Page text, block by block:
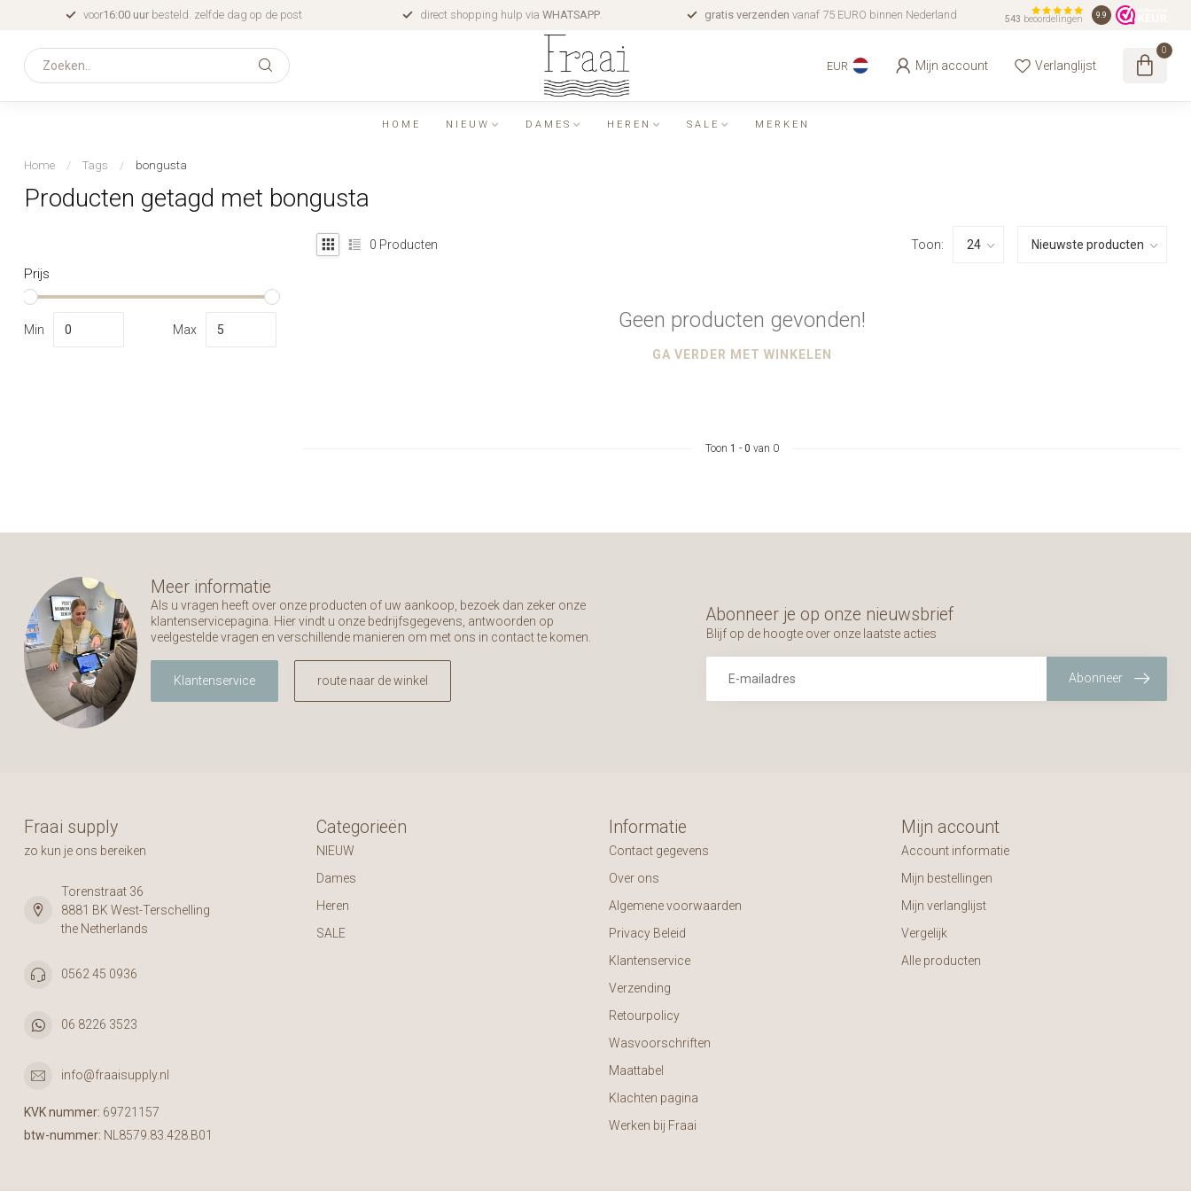
voor16:00 uur besteld. zelfde dag op de post direct shopping hulp via WHATSAPP. gratis verzenden vanaf 75 EURO binnen Nederland 543 beoordelingen 9.9
EUR Mijn account Verlanglijst
0
HOME NIEUW DAMES HEREN SALE MERKEN
Home / Tags / bongusta
Producten getagd met bongusta
Prijs
Min Max
0 Producten Toon:
Geen producten gevonden!
GA VERDER MET WINKELEN
Toon 1 - 0 van 0
Meer informatie
Als u vragen heeft over onze producten of uw aankoop, bezoek dan zeker onze
klantenservicepagina. Hier vindt u onze bedrijfsgegevens, antwoorden op
veelgestelde vragen en verschillende manieren om met ons in contact te komen.
Klantenservice route naar de winkel
Abonneer je op onze nieuwsbrief
Blijf op de hoogte over onze laatste acties
Abonneer
Fraai supply
zo kun je ons bereiken
Torenstraat 36
8881 BK West-Terschelling
the Netherlands
0562 45 0936
06 8226 3523
info@fraaisupply.nl
KVK nummer: 69721157
btw-nummer: NL8579.83.428.B01
Categorieën
NIEUW
Dames
Heren
SALE
Informatie
Contact gegevens
Over ons
Algemene voorwaarden
Privacy Beleid
Klantenservice
Verzending
Retourpolicy
Wasvoorschriften
Maattabel
Klachten pagina
Werken bij Fraai
Mijn account
Account informatie
Mijn bestellingen
Mijn verlanglijst
Vergelijk
Alle producten